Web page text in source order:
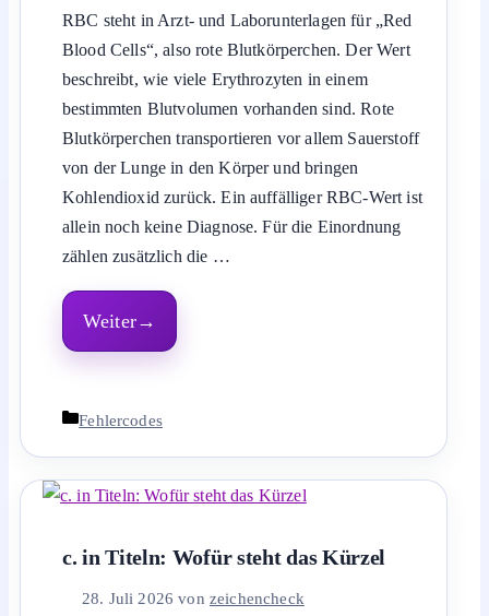
RBC steht in Arzt- und Laborunterlagen für „Red
Blood Cells“, also rote Blutkörperchen. Der Wert
beschreibt, wie viele Erythrozyten in einem
bestimmten Blutvolumen vorhanden sind. Rote
Blutkörperchen transportieren vor allem Sauerstoff
von der Lunge in den Körper und bringen
Kohlendioxid zurück. Ein auffälliger RBC-Wert ist
allein noch keine Diagnose. Für die Einordnung
zählen zusätzlich die …
Weiter
Kategorien
Fehlercodes
c. in Titeln: Wofür steht das Kürzel
28. Juli 2026 von zeichencheck